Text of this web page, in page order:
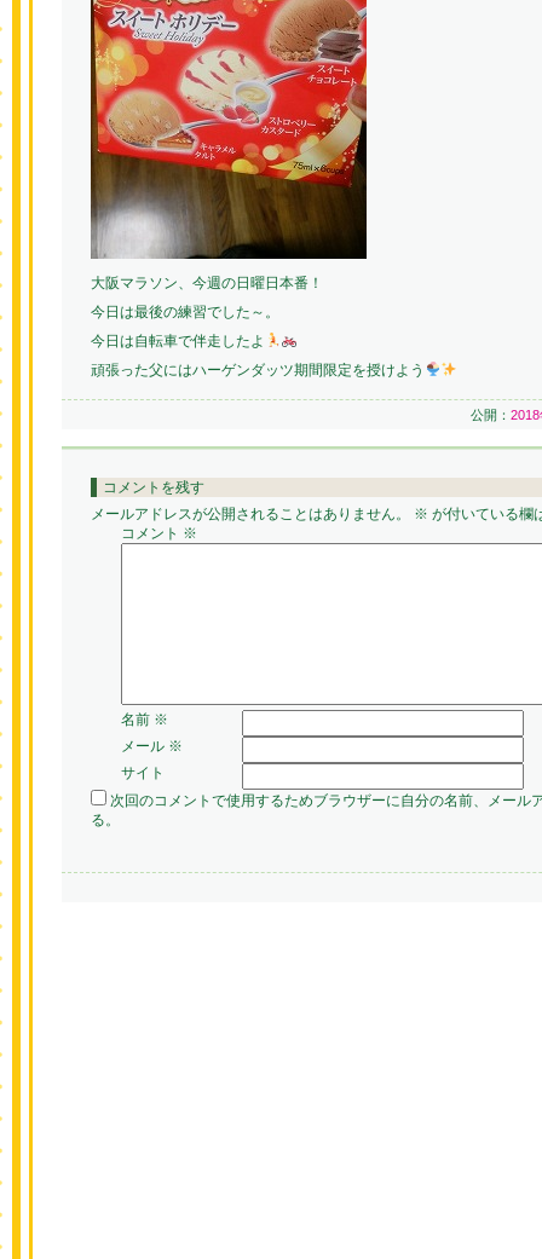
大阪マラソン、今週の日曜日本番！
今日は最後の練習でした～。
今日は自転車で伴走したよ
頑張った父にはハーゲンダッツ期間限定を授けよう
公開：
コメントを残す
メールアドレスが公開されることはありません。
※ が付いている欄
コメント ※
名前 ※
メール ※
サイト
次回のコメントで使用するためブラウザーに自分の名前、メール
る。